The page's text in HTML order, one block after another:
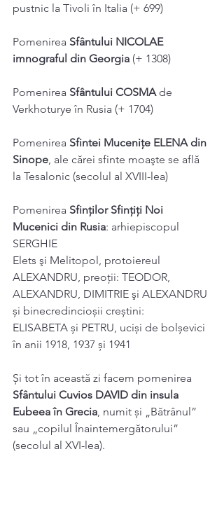
pustnic la Tivoli în Italia (+ 699)
Pomenirea Sfântului NICOLAE
imnograful din Georgia (+ 1308)
Pomenirea Sfântului COSMA de
Verkhoturye în Rusia (+ 1704)
Pomenirea Sfintei Mucenițe ELENA din
Sinope, ale cărei sfinte moaşte se află
la Tesalonic (secolul al XVIII-lea)
Pomenirea Sfinţilor Sfințiți Noi
Mucenici din Rusia: arhiepiscopul
SERGHIE
Elets şi Melitopol, protoiereul
ALEXANDRU, preoții: TEODOR,
ALEXANDRU, DIMITRIE şi ALEXANDRU
și binecredincioșii creștini:
ELISABETA și PETRU, uciși de bolșevici
în anii 1918, 1937 și 1941
Și tot în această zi facem pomenirea
Sfântului Cuvios DAVID din insula
Eubeea în Grecia, numit și „Bătrânul”
sau „copilul Înaintemergătorului”
(secolul al XVI-lea).